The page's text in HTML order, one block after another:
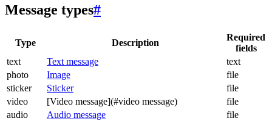
Message types#
Type Description
Required
fields
text
Text message
text
photo
Image
file
sticker
Sticker
file
video
[Video message](#video message)
file
audio
Audio message file